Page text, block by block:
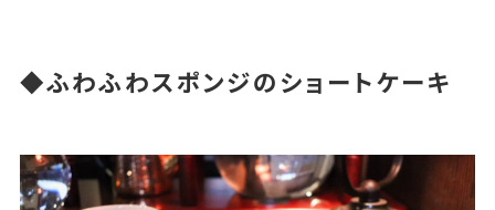
◆ふわふわスポンジのショートケーキ